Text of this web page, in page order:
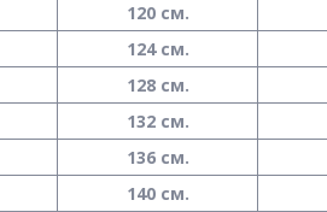
120 см.
124 см.
128 см.
132 см.
136 см.
140 см.